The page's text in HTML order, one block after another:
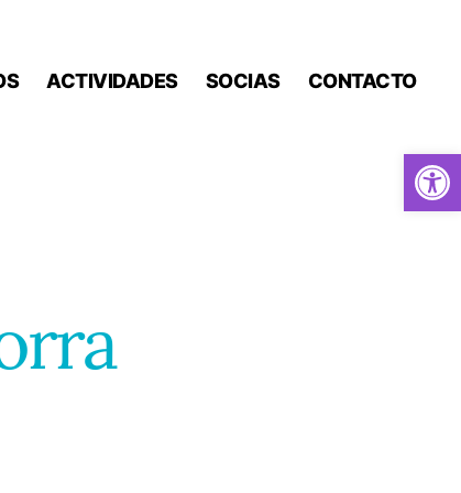
Abrir barra de herramientas
ACTIVIDADES SOCIAS CONTACTO